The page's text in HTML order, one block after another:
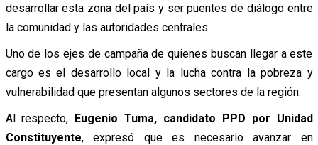
desarrollar esta zona del país y ser puentes de diálogo entre
la comunidad y las autoridades centrales.
Uno de los ejes de campaña de quienes buscan llegar a este
cargo es el desarrollo local y la lucha contra la pobreza y
vulnerabilidad que presentan algunos sectores de la región.
Al respecto, Eugenio Tuma, candidato PPD por Unidad
Constituyente, expresó que es necesario avanzar en